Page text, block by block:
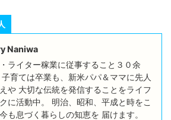
Naniwa
ライター稼業に従事すること３０余
育ては卒業も、新米パパ＆ママに先人
や 大切な伝統を発信することをライフ
に活動中。 明治、昭和、平成と時をこ
も息づく暮らしの知恵を 届けます。